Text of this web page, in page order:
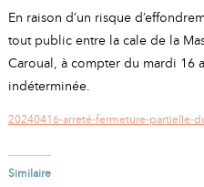
En raison d’un risque
tout public entre la cale de la
Caroual, à compter du mardi 16
indéterminée.
20240416-arreté-fermeture-partielle-
Similaire